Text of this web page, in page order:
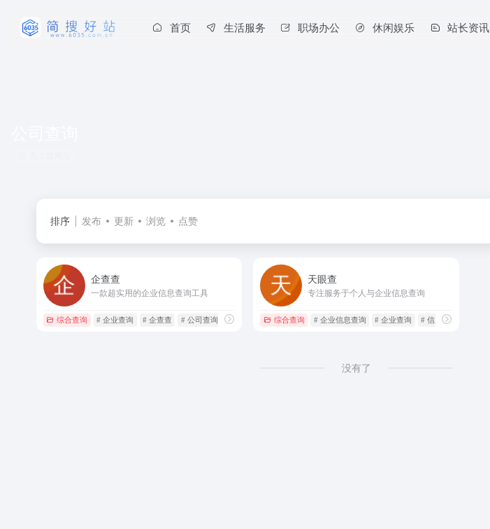
首页 生活服务 职场办公 休闲娱乐 站长资讯
排序 发布 更新 浏览 点赞
企查查
一款超实用的企业信息查询工具
综合查询 # 企业查询 # 企查查 # 公司查询
天眼查
专注服务于个人与企业信息查询
综合查询 # 企业信息查询 # 企业查询 # 信用查询
没有了